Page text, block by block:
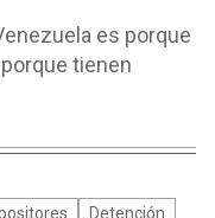
es porque
tienen
Detención